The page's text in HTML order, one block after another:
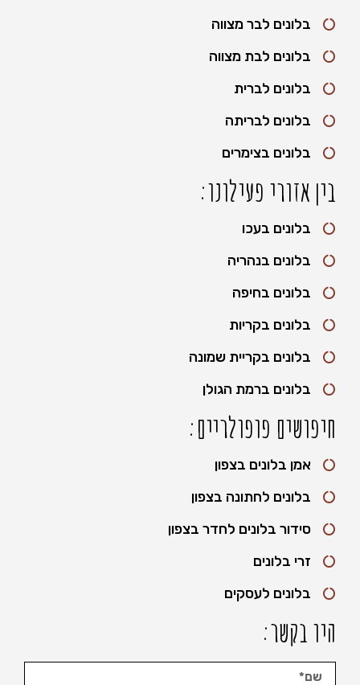
בלונים לבר מצווה
בלונים לבת מצווה
בלונים לברית
בלונים לבריתה
בלונים בצימרים
בין אזורי פעילונו:
בלונים בעכו
בלונים בנהריה
בלונים בחיפה
בלונים בקריות
בלונים בקריית שמונה
בלונים ברמת הגולן
חיפושים פופולריים:
אמן בלונים בצפון
בלונים לחתונה בצפון
סידור בלונים לחדר בצפון
זרי בלונים
בלונים לעסקים
היו בקשר: